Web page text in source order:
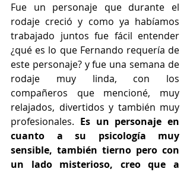
Fue un personaje que durante el
rodaje creció y como ya habíamos
trabajado juntos fue fácil entender
¿qué es lo que Fernando requería de
este personaje? y fue una semana de
rodaje muy linda, con los
compañeros que mencioné, muy
relajados, divertidos y también muy
profesionales. Es un personaje en
cuanto a su psicología muy
sensible, también tierno pero con
un lado misterioso, creo que a